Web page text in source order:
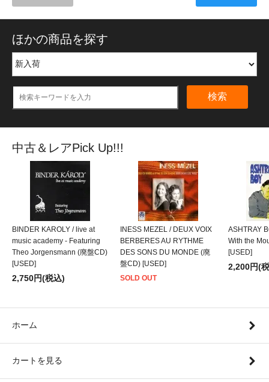
ほかの商品を探す
検索
中古＆レアPick Up!!!
BINDER KAROLY / live at
music academy - Featuring
Theo Jorgensmann (廃盤CD)
[USED]
2,750円(税込)
INESS MEZEL / DEUX VOIX
BERBERES AU RYTHME
DES SONS DU MONDE (廃
盤CD) [USED]
SOLD OUT
ASHTRAY
With the
[USED]
2,200円(
ホーム
カートを見る